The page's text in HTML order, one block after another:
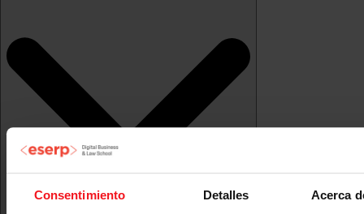
Consentimiento Detalles Acerca